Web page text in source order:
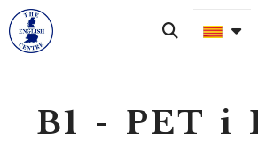
B1 - PET i